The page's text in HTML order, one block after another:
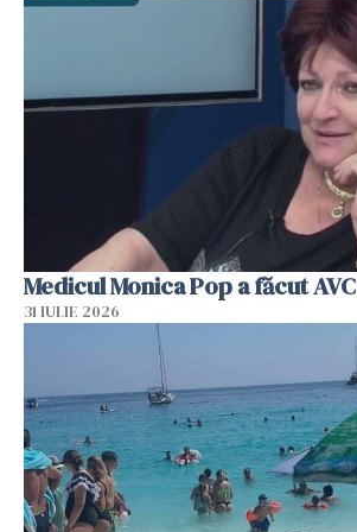
Medicul Monica Pop a făcut AVC
31 IULIE 2026